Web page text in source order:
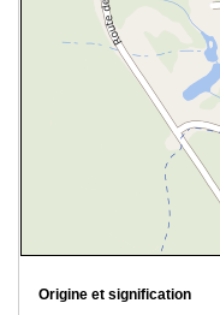
Origine et signification